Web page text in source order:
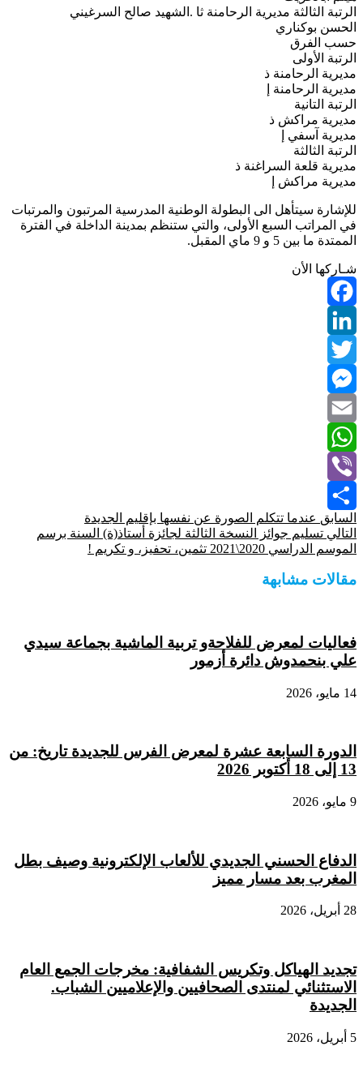
الرتبة الثالثة مديرية الرحامنة ثا .الشهيد صالح السرغيني
الحسن بوكناري
حسب الفرق
الرتبة الأولى
مديرية الرحامنة ذ
مديرية الرحامنة إ
الرتبة التانية
مديرية مراكش ذ
مديرية آسفي إ
الرتبة الثالثة
مديرية قلعة السراغنة ذ
مديرية مراكش إ
للإشارة سيتأهل الى البطولة الوطنية المدرسية المرتبون والمرتبات
في المراتب السبع الأولى، والتي ستنظم بمدينة الداخلة في الفترة
الممتدة ما بين 5 و 9 ماي المقبل.
شـاركها الأن
Facebook
LinkedIn
Twitter
Messenger
Email
WhatsApp
Viber
Share
السابق عندما تتكلم الصورة عن نفسها بإقليم الجديدة
التالي تسليم جوائز النسخة الثالثة لجائزة أستاذ(ة) السنة برسم
الموسم الدراسي 2020\2021 تثمين، تحفيز، و تكريم !
مقالات مشابهة
فعاليات لمعرض للفلاحةو تربية الماشية بجماعة سيدي
علي بنحمدوش دائرة أزمور
14 مايو، 2026
الدورة السابعة عشرة لمعرض الفرس للجديدة تاريخ: من
13 إلى 18 أكتوبر 2026
9 مايو، 2026
الدفاع الحسني الجديدي للألعاب الإلكترونية وصيف بطل
المغرب بعد مسار مميز
28 أبريل، 2026
تجديد الهياكل وتكريس الشفافية: مخرجات الجمع العام
الاستثنائي لمنتدى الصحافيين والإعلاميين الشباب.
الجديدة
5 أبريل، 2026